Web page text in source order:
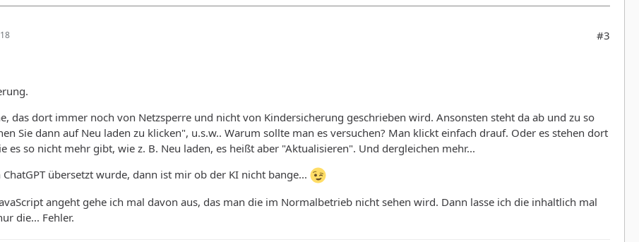
#3
das dort immer noch von Netzsperre und nicht von Kindersicherung geschrieben wird. Ansonsten steht da ab und zu so
Sie dann auf Neu laden zu klicken", u.s.w.. Warum sollte man es versuchen? Man klickt einfach drauf. Oder es stehen dort
es so nicht mehr gibt, wie z. B. Neu laden, es heißt aber "Aktualisieren". Und dergleichen mehr...
übersetzt wurde, dann ist mir ob der KI nicht bange...
angeht gehe ich mal davon aus, das man die im Normalbetrieb nicht sehen wird. Dann lasse ich die inhaltlich mal
die... Fehler.